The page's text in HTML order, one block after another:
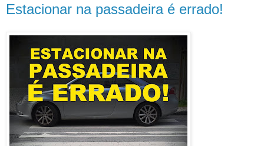
Estacionar na passadeira é errado!